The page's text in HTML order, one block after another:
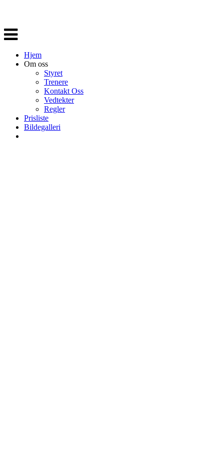
Veksle
navigasjon
Hjem
Om oss
Styret
Trenere
Kontakt Oss
Vedtekter
Regler
Prisliste
Bildegalleri